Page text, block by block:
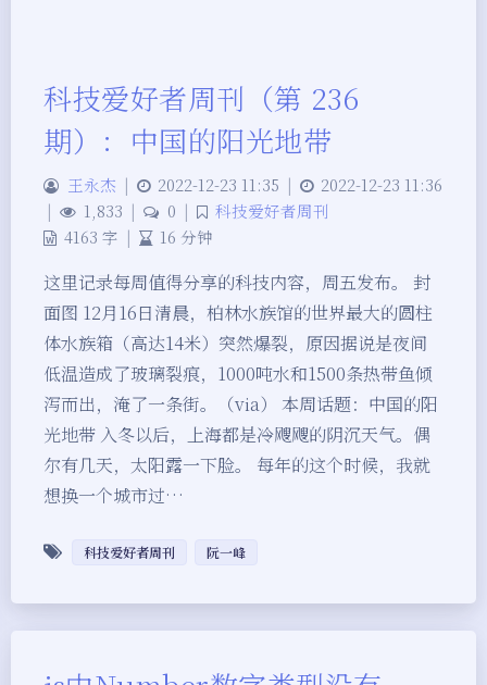
科技爱好者周刊（第 236
期）：中国的阳光地带
王永杰 | 2022-12-23 11:35 |
2022-12-23 11:36
|
1,833 | 0 |
科技爱好者周刊
4163 字 | 16 分钟
这里记录每周值得分享的科技内容，周五发布。 封
面图 12月16日清晨，柏林水族馆的世界最大的圆柱
体水族箱（高达14米）突然爆裂，原因据说是夜间
低温造成了玻璃裂痕，1000吨水和1500条热带鱼倾
泻而出，淹了一条街。（via） 本周话题：中国的阳
光地带 入冬以后，上海都是冷飕飕的阴沉天气。偶
尔有几天，太阳露一下脸。 每年的这个时候，我就
想换一个城市过…
科技爱好者周刊 阮一峰